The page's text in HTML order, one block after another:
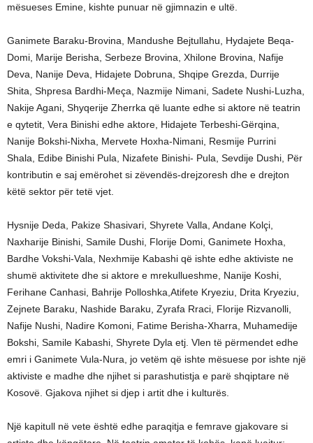
mësueses Emine, kishte punuar në gjimnazin e ultë.
Ganimete Baraku-Brovina, Mandushe Bejtullahu, Hydajete Beqa-
Domi, Marije Berisha, Serbeze Brovina, Xhilone Brovina, Nafije
Deva, Nanije Deva, Hidajete Dobruna, Shqipe Grezda, Durrije
Shita, Shpresa Bardhi-Meça, Nazmije Nimani, Sadete Nushi-Luzha,
Nakije Agani, Shyqerije Zherrka që luante edhe si aktore në teatrin
e qytetit, Vera Binishi edhe aktore, Hidajete Terbeshi-Gërqina,
Nanije Bokshi-Nixha, Mervete Hoxha-Nimani, Resmije Purrini
Shala, Edibe Binishi Pula, Nizafete Binishi- Pula, Sevdije Dushi, Për
kontributin e saj emërohet si zëvendës-drejzoresh dhe e drejton
këtë sektor për tetë vjet.
Hysnije Deda, Pakize Shasivari, Shyrete Valla, Andane Kolçi,
Naxharije Binishi, Samile Dushi, Florije Domi, Ganimete Hoxha,
Bardhe Vokshi-Vala, Nexhmije Kabashi që ishte edhe aktiviste ne
shumë aktivitete dhe si aktore e mrekullueshme, Nanije Koshi,
Ferihane Canhasi, Bahrije Polloshka,Atifete Kryeziu, Drita Kryeziu,
Zejnete Baraku, Nashide Baraku, Zyrafa Rraci, Florije Rizvanolli,
Nafije Nushi, Nadire Komoni, Fatime Berisha-Xharra, Muhamedije
Bokshi, Samile Kabashi, Shyrete Dyla etj. Vlen të përmendet edhe
emri i Ganimete Vula-Nura, jo vetëm që ishte mësuese por ishte një
aktiviste e madhe dhe njihet si parashutistja e parë shqiptare në
Kosovë. Gjakova njihet si djep i artit dhe i kulturës.
Një kapitull në vete është edhe paraqitja e femrave gjakovare si